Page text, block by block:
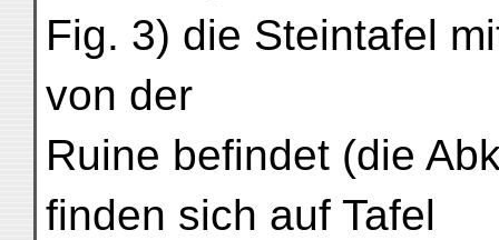
Fig. 3) die Steintafel
von der
Ruine befindet (die
finden sich auf Tafel